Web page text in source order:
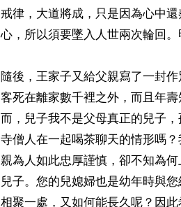
戒律，大道將成，只是因為心中
心，所以須要墜入人世兩次輪回
隨後，王家子又給父親寫了一封
客死在離家數千裡之外，而且年
而，兒子我不是父母真正的兒子
寺僧人在一起喝茶聊天的情形嗎
親為人如此忠厚謹慎，卻不知為
兒子。您的兒媳婦也是幼年時與
相聚一處，又如何能長久呢？因